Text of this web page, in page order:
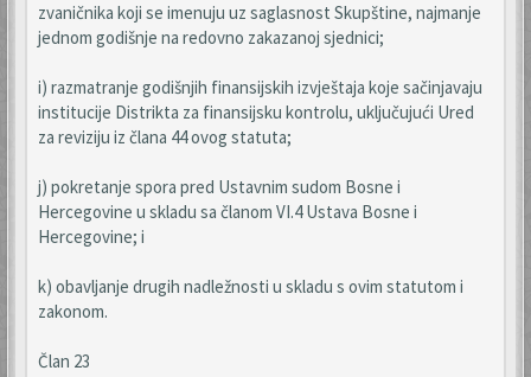
zvaničnika koji se imenuju uz saglasnost Skupštine, najmanje
jednom godišnje na redovno zakazanoj sjednici;
i) razmatranje godišnjih finansijskih izvještaja koje sačinjavaju
institucije Distrikta za finansijsku kontrolu, uključujući Ured
za reviziju iz člana 44 ovog statuta;
j) pokretanje spora pred Ustavnim sudom Bosne i
Hercegovine u skladu sa članom VI.4 Ustava Bosne i
Hercegovine; i
k) obavljanje drugih nadležnosti u skladu s ovim statutom i
zakonom.
Član 23